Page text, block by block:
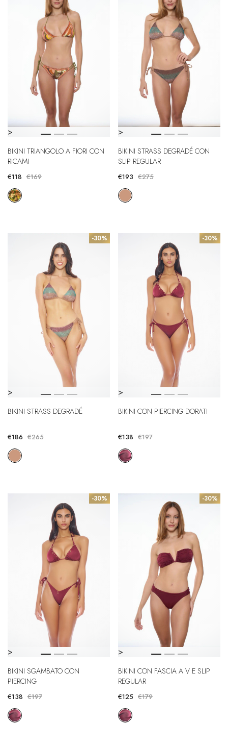
>
BIKINI TRIANGOLO A FIORI CON
RICAMI
€118 €169
>
BIKINI STRASS DEGRADÉ CON
SLIP REGULAR
€193 €275
-30%
>
BIKINI STRASS DEGRADÉ
€186 €265
-30%
>
BIKINI CON PIERCING DORATI
€138 €197
-30%
>
BIKINI SGAMBATO CON
PIERCING
€138 €197
-30%
>
BIKINI CON FASCIA A V E SLIP
REGULAR
€125 €179